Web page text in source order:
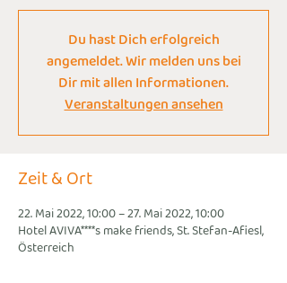
Du hast Dich erfolgreich
angemeldet. Wir melden uns bei
Dir mit allen Informationen.
Veranstaltungen ansehen
Zeit & Ort
22. Mai 2022, 10:00 – 27. Mai 2022, 10:00
Hotel AVIVA****s make friends, St. Stefan-Afiesl,
Österreich